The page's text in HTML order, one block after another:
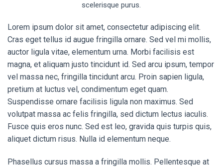
scelerisque purus.
Lorem ipsum dolor sit amet, consectetur adipiscing elit.
Cras eget tellus id augue fringilla ornare. Sed vel mi mollis,
auctor ligula vitae, elementum urna. Morbi facilisis est
magna, et aliquam justo tincidunt id. Sed arcu ipsum, tempor
vel massa nec, fringilla tincidunt arcu. Proin sapien ligula,
pretium at luctus vel, condimentum eget quam.
Suspendisse ornare facilisis ligula non maximus. Sed
volutpat massa ac felis fringilla, sed dictum lectus iaculis.
Fusce quis eros nunc. Sed est leo, gravida quis turpis quis,
aliquet dictum risus. Nulla id elementum neque.
Phasellus cursus massa a fringilla mollis. Pellentesque at